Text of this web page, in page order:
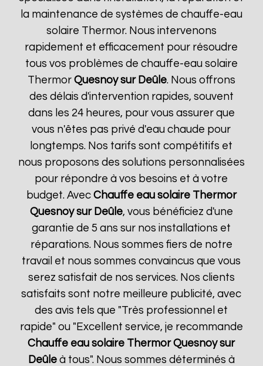
la maintenance de systèmes de chauffe-eau
solaire Thermor. Nous intervenons
rapidement et efficacement pour résoudre
tous vos problèmes de chauffe-eau solaire
Thermor Quesnoy sur Deûle. Nous offrons
des délais d'intervention rapides, souvent
dans les 24 heures, pour vous assurer que
vous n'êtes pas privé d'eau chaude pour
longtemps. Nos tarifs sont compétitifs et
nous proposons des solutions personnalisées
pour répondre à vos besoins et à votre
budget. Avec Chauffe eau solaire Thermor
Quesnoy sur Deûle, vous bénéficiez d'une
garantie de 5 ans sur nos installations et
réparations. Nous sommes fiers de notre
travail et nous sommes convaincus que vous
serez satisfait de nos services. Nos clients
satisfaits sont notre meilleure publicité, avec
des avis tels que "Très professionnel et
rapide" ou "Excellent service, je recommande
Chauffe eau solaire Thermor Quesnoy sur
Deûleà tous". Nous sommes déterminés à